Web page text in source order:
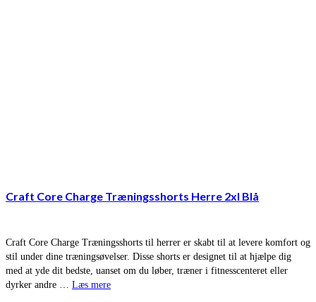
Craft Core Charge Træningsshorts Herre 2xl Blå
Craft Core Charge Træningsshorts til herrer er skabt til at levere komfort og
stil under dine træningsøvelser. Disse shorts er designet til at hjælpe dig
med at yde dit bedste, uanset om du løber, træner i fitnesscenteret eller
dyrker andre … Læs mere